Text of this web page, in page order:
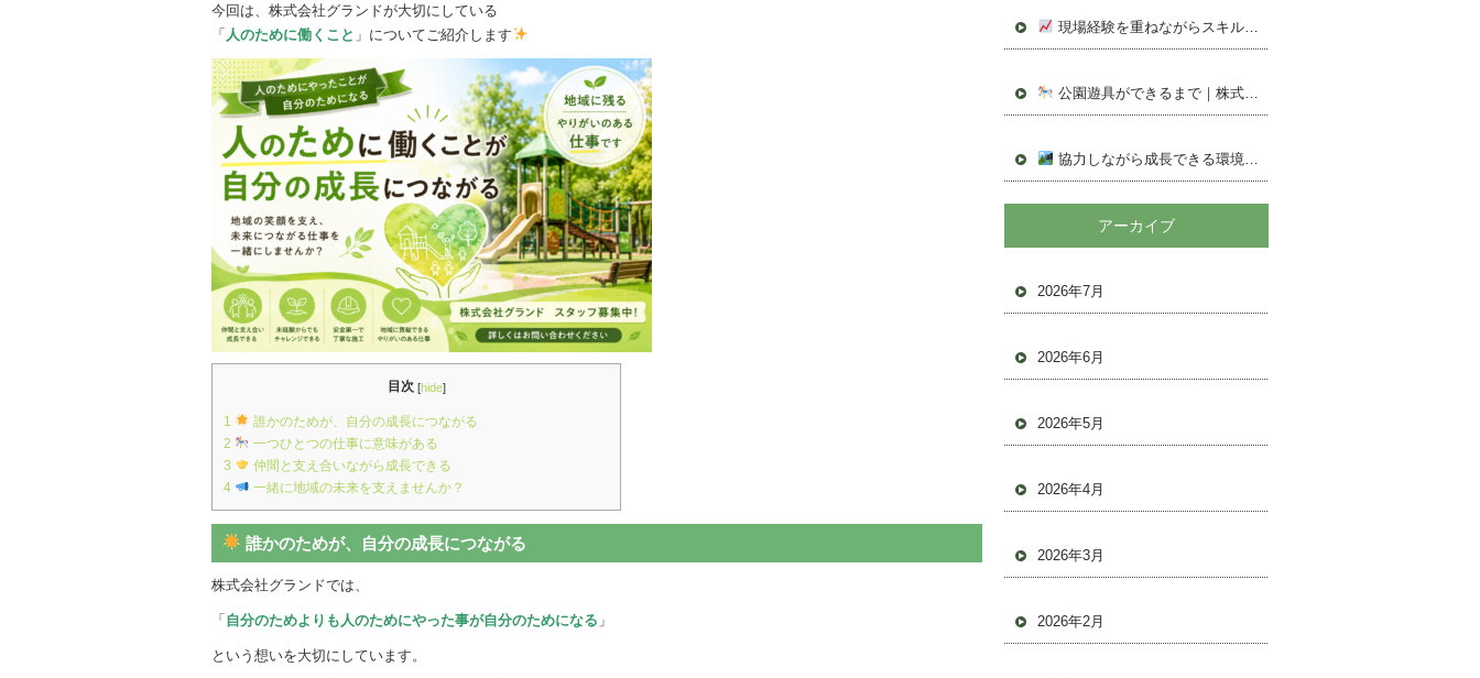
今回は、株式会社グランドが大切にしている
「 人のために働くこと 」についてご紹介します
目次 [hide]
1
誰かのためが、自分の成長につながる
2
一つひとつの仕事に意味がある
3
仲間と支え合いながら成長できる
4
一緒に地域の未来を支えませんか？
誰かのためが、自分の成長につながる
株式会社グランドでは、
「 自分のためよりも人のためにやった事が自分のためになる 」
という想いを大切にしています。
現場経験を重ねながらスキルアップ｜株式会社グランド スタッフ募集（群馬県伊勢崎市）
公園遊具ができるまで｜株式会社グランド スタッフ募集（群馬県伊勢崎市）
協力しながら成長できる環境｜株式会社グランド
アーカイブ
2026年7月
2026年6月
2026年5月
2026年4月
2026年3月
2026年2月